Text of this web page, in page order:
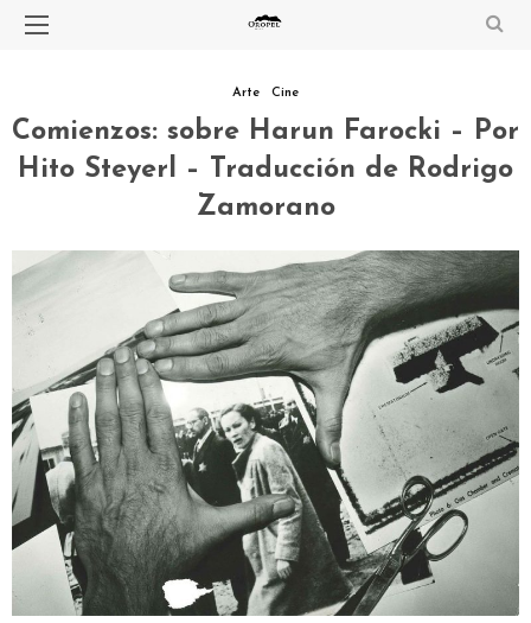
Arte Cine
Comienzos: sobre Harun Farocki – Por
Hito Steyerl – Traducción de Rodrigo
Zamorano